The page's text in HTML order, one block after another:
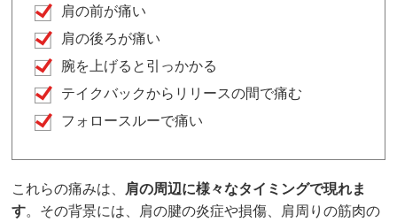
肩の前が痛い
肩の後ろが痛い
腕を上げると引っかかる
テイクバックからリリースの間で痛む
フォロースルーで痛い
これらの痛みは、 肩の周辺に様々なタイミングで現れま
す。その背景には、肩の腱の炎症や損傷、肩周りの筋肉の